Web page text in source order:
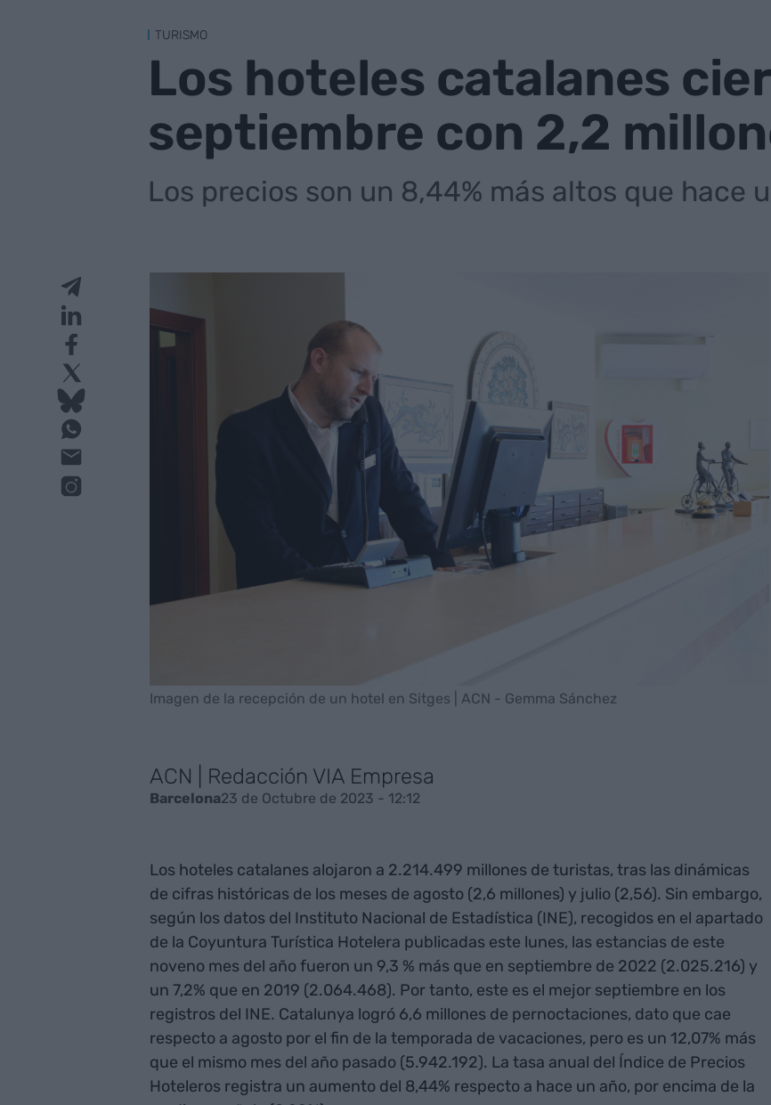
TURISMO
Los hoteles catalanes
septiembre con 2,2
Los precios son un 8,44% más altos que hace
Imagen de la recepción de un hotel en Sitges | ACN - Gemma Sánchez
ACN | Redacción VIA Empresa
Barcelona23 de Octubre de 2023 - 12:12
Los hoteles catalanes alojaron a 2.214.499 millones de turistas, tras las dinámicas
de cifras históricas de los meses de agosto (2,6 millones) y julio (2,56). Sin embargo,
según los datos del Instituto Nacional de Estadística (INE), recogidos en el apartado
de la Coyuntura Turística Hotelera publicadas este lunes, las estancias de este
noveno mes del año fueron un 9,3 % más que en septiembre de 2022 (2.025.216) y
un 7,2% que en 2019 (2.064.468). Por tanto, este es el mejor septiembre en los
registros del INE. Catalunya logró 6,6 millones de pernoctaciones, dato que cae
respecto a agosto por el fin de la temporada de vacaciones, pero es un 12,07% más
que el mismo mes del año pasado (5.942.192). La tasa anual del Índice de Precios
Hoteleros registra un aumento del 8,44% respecto a hace un año, por encima de la